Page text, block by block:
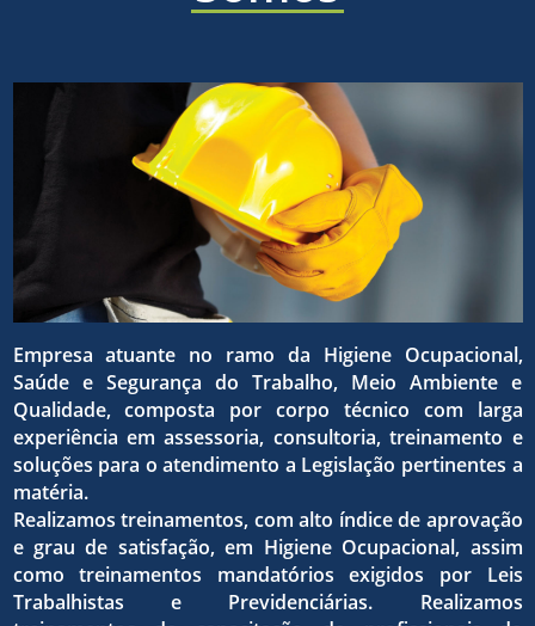
sólida e
eficaz,
para o
dos
de
higiene
a ética,
a
da
Empresa atuante no ramo da Higiene Ocupacional,
Saúde e Segurança do Trabalho, Meio Ambiente e
Qualidade, composta por corpo técnico com larga
experiência em assessoria, consultoria, treinamento e
soluções para o atendimento a Legislação pertinentes a
matéria.
Realizamos treinamentos, com alto índice de aprovação
e grau de satisfação, em Higiene Ocupacional, assim
como treinamentos mandatórios exigidos por Leis
Trabalhistas e Previdenciárias. Realizamos